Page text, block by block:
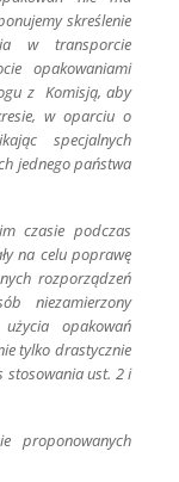
skreślenie
w transporcie
opakowaniami
z Komisją, aby
w oparciu o
specjalnych
jednego państwa
czasie podczas
na celu poprawę
rozporządzeń
niezamierzony
opakowań
tylko drastycznie
stosowania ust. 2 i
proponowanych